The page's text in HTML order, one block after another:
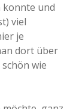
konnte und
viel
je
dort über
wie